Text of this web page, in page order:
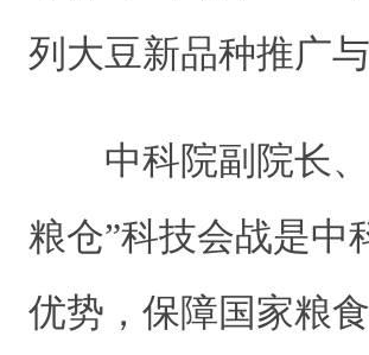
列大豆新品种推广
中科院副院长、
粮仓”科技会战是中
优势，保障国家粮